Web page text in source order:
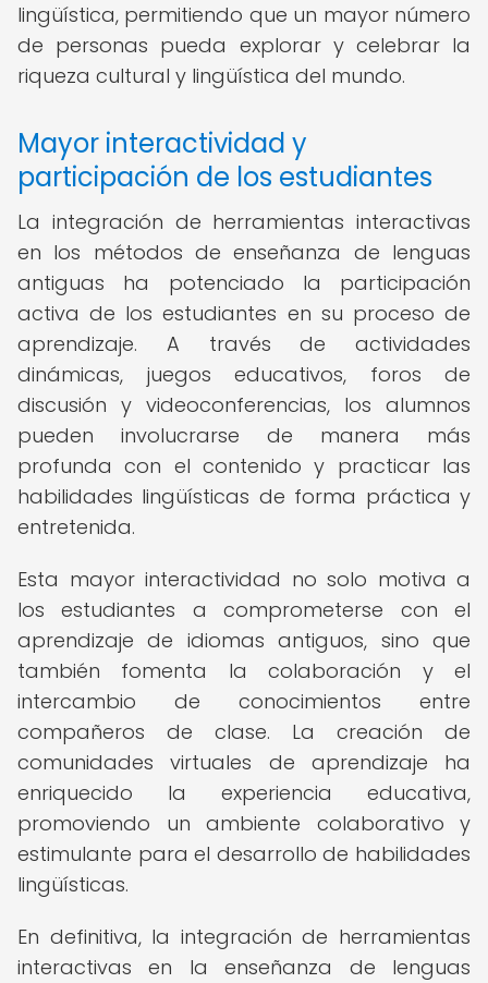
lingüística, permitiendo que un mayor número
de personas pueda explorar y celebrar la
riqueza cultural y lingüística del mundo.
Mayor interactividad y
participación de los estudiantes
La integración de herramientas interactivas
en los métodos de enseñanza de lenguas
antiguas ha potenciado la participación
activa de los estudiantes en su proceso de
aprendizaje. A través de actividades
dinámicas, juegos educativos, foros de
discusión y videoconferencias, los alumnos
pueden involucrarse de manera más
profunda con el contenido y practicar las
habilidades lingüísticas de forma práctica y
entretenida.
Esta mayor interactividad no solo motiva a
los estudiantes a comprometerse con el
aprendizaje de idiomas antiguos, sino que
también fomenta la colaboración y el
intercambio de conocimientos entre
compañeros de clase. La creación de
comunidades virtuales de aprendizaje ha
enriquecido la experiencia educativa,
promoviendo un ambiente colaborativo y
estimulante para el desarrollo de habilidades
lingüísticas.
En definitiva, la integración de herramientas
interactivas en la enseñanza de lenguas